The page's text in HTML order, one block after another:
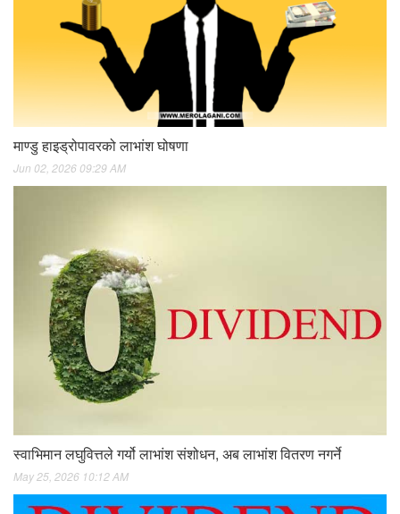
माण्डु हाइड्रोपावरको लाभांश घोषणा
Jun 02, 2026 09:29 AM
स्वाभिमान लघुवित्तले गर्यो लाभांश संशोधन, अब लाभांश वितरण नगर्ने
May 25, 2026 10:12 AM